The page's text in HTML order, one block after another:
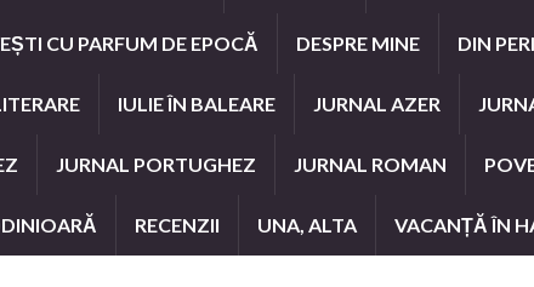
CU PARFUM DE EPOCĂ DESPRE MINE DIN
IULIE ÎN BALEARE JURNAL AZER
JURNAL PORTUGHEZ JURNAL ROMAN
RECENZII UNA, ALTA VACANȚĂ ÎN